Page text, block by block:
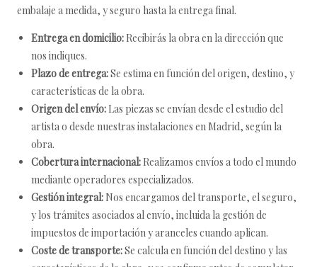
embalaje a medida, y seguro hasta la entrega final.
Entrega en domicilio: Recibirás la obra en la dirección que
nos indiques.
Plazo de entrega:Se estima en función del origen, destino, y
características de la obra.
Origen del envío: Las piezas se envían desde el estudio del
artista o desde nuestras instalaciones en Madrid, según la
obra.
Cobertura internacional: Realizamos envíos a todo el mundo
mediante operadores especializados.
Gestión integral: Nos encargamos del transporte, el seguro,
y los trámites asociados al envío, incluida la gestión de
impuestos de importación y aranceles cuando aplican.
Coste de transporte:Se calcula en función del destino y las